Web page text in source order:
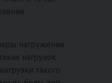
нагружения
нагрузок
такого